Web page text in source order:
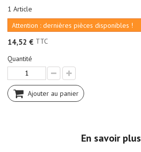
1 Article
Attention : dernières pièces disponibles !
14,52 € TTC
Quantité
Ajouter au panier
En savoir plus